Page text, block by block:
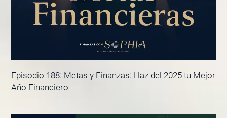
Episodio 188: Metas y Finanzas: Haz del 2025 tu Mejor
Año Financiero